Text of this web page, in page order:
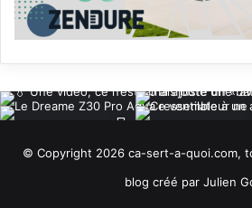
© Copyright 2026 ca-sert-a-quoi.com,
blog créé par Julien